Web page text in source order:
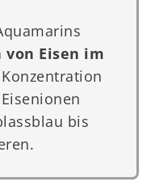
von Eisen im
bis